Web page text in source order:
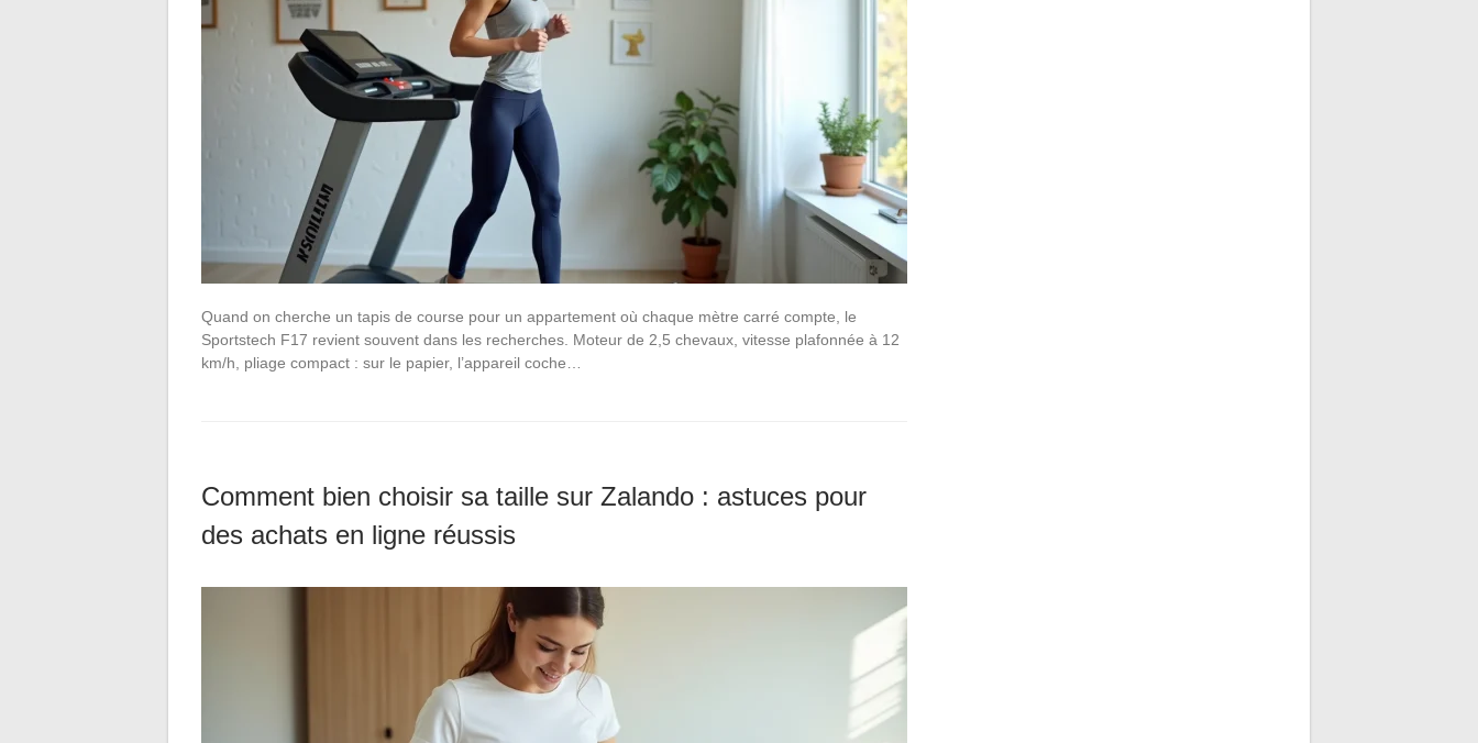
Quand on cherche un tapis de course pour un appartement où chaque mètre carré compte, le
Sportstech F17 revient souvent dans les recherches. Moteur de 2,5 chevaux, vitesse plafonnée à 12
km/h, pliage compact : sur le papier, l’appareil coche…
Comment bien choisir sa taille sur Zalando : astuces pour
des achats en ligne réussis